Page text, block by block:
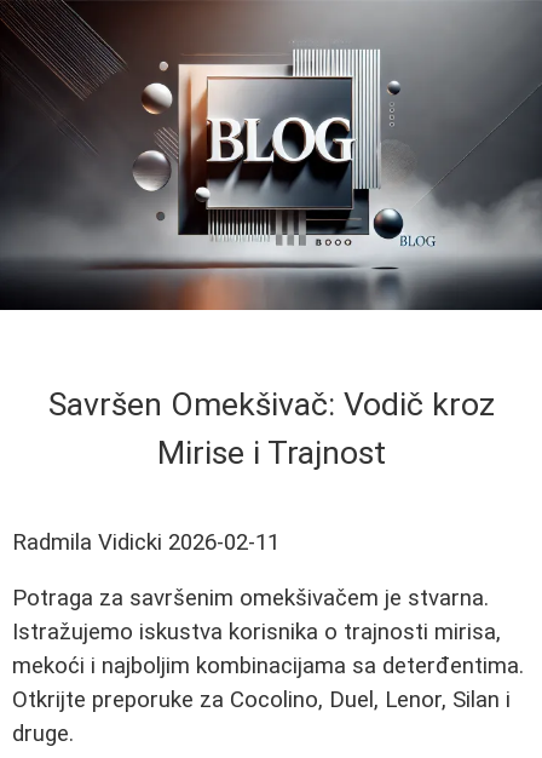
Savršen Omekšivač: Vodič kroz
Mirise i Trajnost
Radmila Vidicki 2026-02-11
Potraga za savršenim omekšivačem je stvarna.
Istražujemo iskustva korisnika o trajnosti mirisa,
mekoći i najboljim kombinacijama sa deterđentima.
Otkrijte preporuke za Cocolino, Duel, Lenor, Silan i
druge.